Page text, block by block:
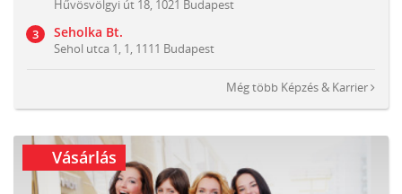
Hűvösvölgyi út 18, 1021 Budapest
Seholka Bt.
Sehol utca 1, 1, 1111 Budapest
Még több Képzés & Karrier
Vásárlás